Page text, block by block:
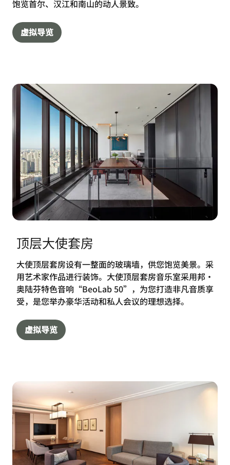
饱览首尔、汉江和南山的动人景致。
虚拟导览
顶层大使套房
大使顶层套房设有一整面的玻璃墙，供您饱览美景。采
用艺术家作品进行装饰。大使顶层套房音乐室采用邦·
奥陆芬特色音响“BeoLab 50”，为您打造非凡音质享
受，是您举办豪华活动和私人会议的理想选择。
虚拟导览